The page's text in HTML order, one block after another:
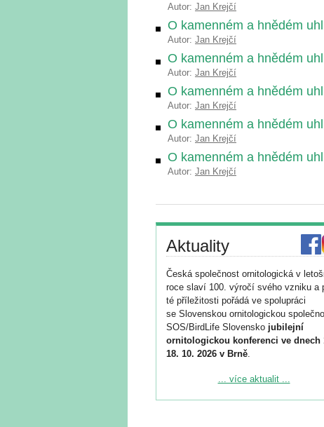
Autor: Jan Krejčí
O kamenném a hnědém
Autor: Jan Krejčí
O kamenném a hnědém
Autor: Jan Krejčí
O kamenném a hnědém
Autor: Jan Krejčí
O kamenném a hnědém
Autor: Jan Krejčí
O kamenném a hnědém
Autor: Jan Krejčí
Aktuality
Česká společnost ornitologická v
roce slaví 100. výročí svého vzniku a
té příležitosti pořádá ve spolupráci
se Slovenskou ornitologickou
SOS/BirdLife Slovensko jubilejní
ornitologickou konferenci ve dnech
18. 10. 2026 v Brně.
Podrobnější informace ke konferenci
... více aktualit ...